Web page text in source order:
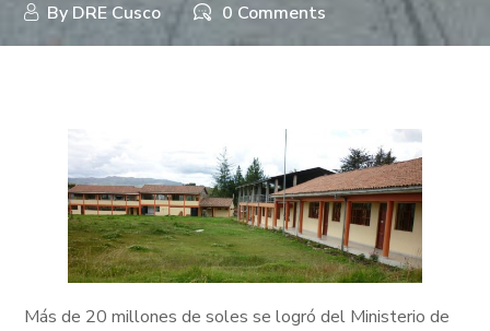
By DRE Cusco 0 Comments
Más de 20 millones de soles se logró del Ministerio de